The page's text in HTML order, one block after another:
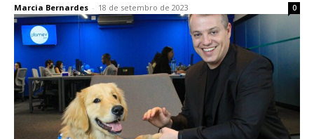
Marcia Bernardes - 18 de setembro de 2023 0